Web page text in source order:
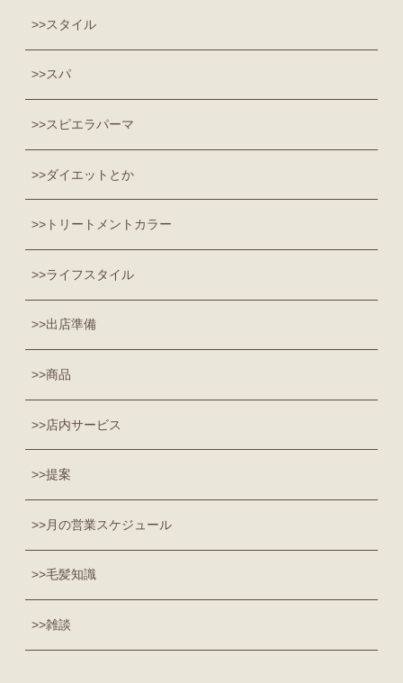
スタイル
スパ
スピエラパーマ
ダイエットとか
トリートメントカラー
ライフスタイル
出店準備
商品
店内サービス
提案
月の営業スケジュール
毛髪知識
雑談